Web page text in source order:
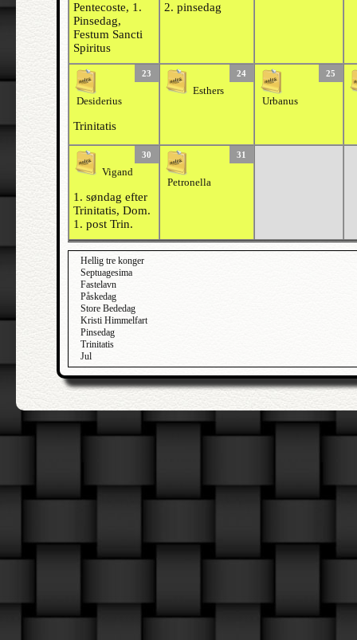
Pentecoste, 1.
Pinsedag,
Festum Sancti
Spiritus
2. pinsedag
23
Desiderius
Trinitatis
24
Esthers
25
Urbanus
30
Vigand
1. søndag efter
Trinitatis, Dom.
1. post Trin.
31
Petronella
Hellig tre konger
Septuagesima
Fastelavn
Påskedag
Store Bededag
Kristi Himmelfart
Pinsedag
Trinitatis
Jul